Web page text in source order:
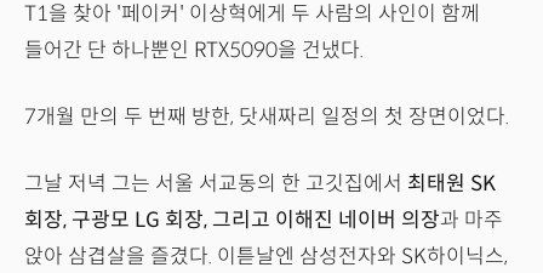
T1을 찾아 '페이커' 이상혁에게 두 사람의 사인이 함께
들어간 단 하나뿐인 RTX5090을 건냈다.
7개월 만의 두 번째 방한, 닷새짜리 일정의 첫 장면이었다.
그날 저녁 그는 서울 서교동의 한 고깃집에서 최태원 SK
회장, 구광모 LG 회장, 그리고 이해진 네이버 의장과 마주
앉아 삼겹살을 즐겼다. 이튿날엔 삼성전자와 SK하이닉스,